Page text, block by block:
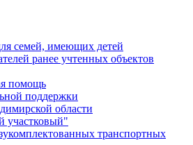
семей, имеющих детей
ранее учтенных объектов
помощь
поддержки
области
участковый"
транспортных